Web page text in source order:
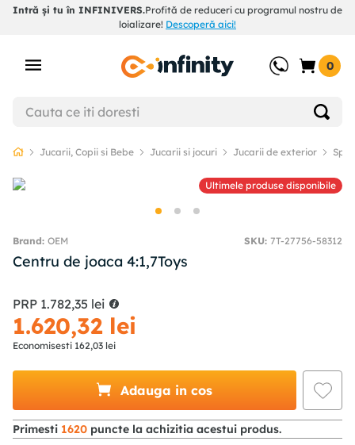
Intră și tu în INFINIVERS.Profită de reduceri cu programul nostru de
loializare! Descoperă aici!
0
Jucarii, Copii si Bebe Jucarii si jocuri Jucarii de exterior
Ultimele produse disponibile
OEM SKU: 7T-27756-58312
Centru de joaca 4:1,7Toys
PRP 1.782,35 lei
1.620,32 lei
Economisesti 162,03 lei
Adauga in cos
Primesti 1620 puncte la achizitia acestui produs.